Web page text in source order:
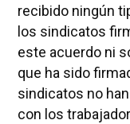
recibido ningún
los sindicatos
este acuerdo ni
que ha sido
sindicatos no
con los